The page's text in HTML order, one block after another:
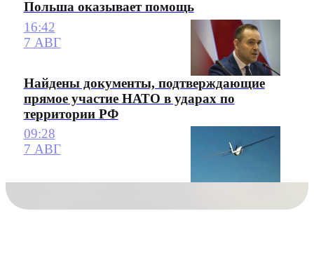
Польша оказывает помощь
16:42
7 АВГ
Найдены документы, подтверждающие
прямое участие НАТО в ударах по
территории РФ
09:28
7 АВГ